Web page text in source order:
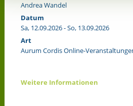
Andrea Wandel
Datum
Sa, 12.09.2026 - So, 13.09.2026
Art
Aurum Cordis Online-
Weitere Informationen